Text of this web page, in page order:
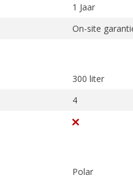
1 Jaar
On-site
300 liter
4
Polar